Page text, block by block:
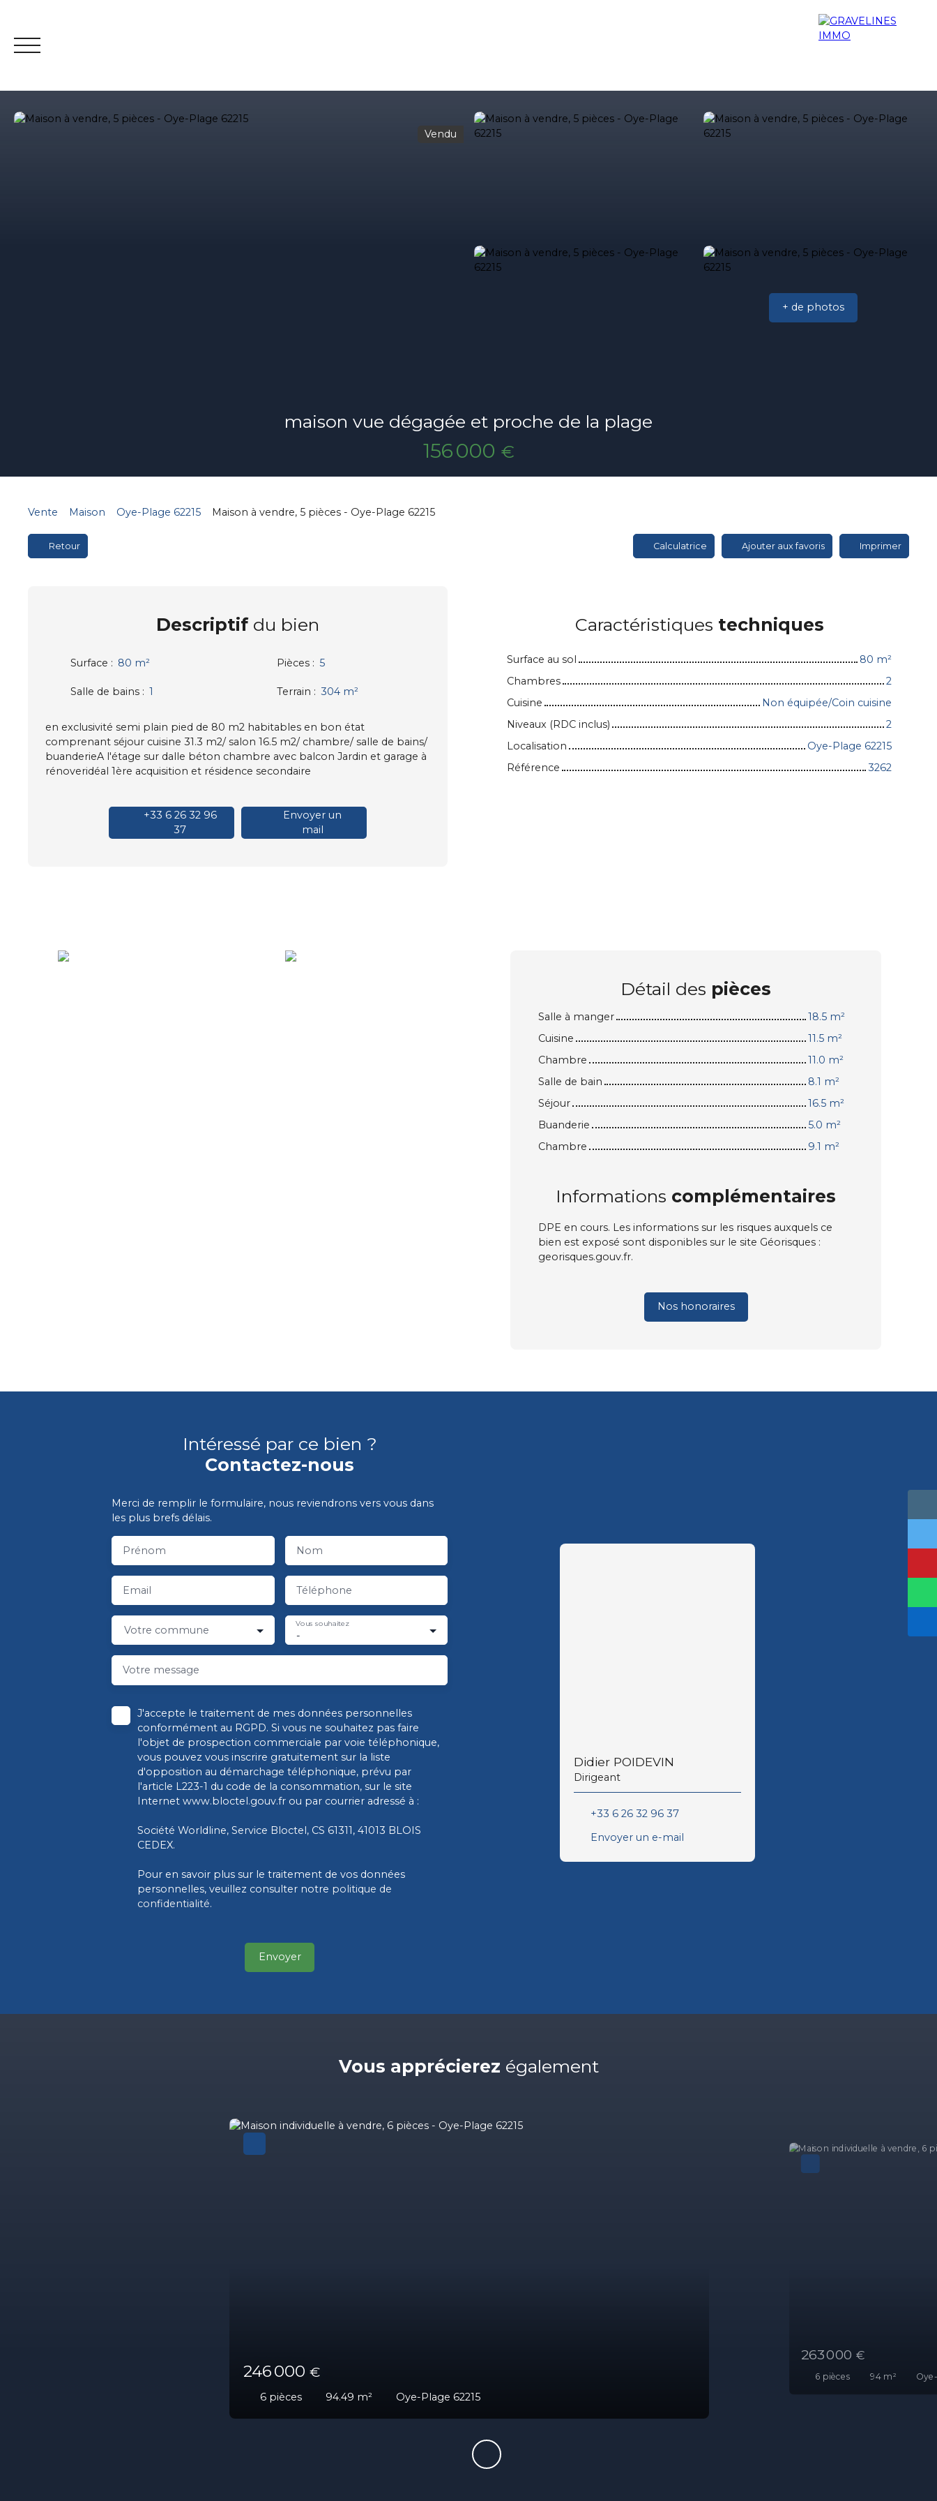
Louer Vendre Nos biens vendus
Vendu
+ de photos
maison vue dégagée et proche de la plage
156 000 €
Vente Maison Oye-Plage 62215 Maison à vendre, 5 pièces - Oye-Plage 62215
Retour Calculatrice Ajouter aux favoris Imprimer
Descriptifdu bien
Surface : 80 m² Pièces : 5
Salle de bains : 1 Terrain : 304 m²
en exclusivité semi plain pied de 80 m2 habitables en bon état
comprenant séjour cuisine 31.3 m2/ salon 16.5 m2/ chambre/ salle de bains/
buanderieA l'étage sur dalle béton chambre avec balcon Jardin et garage à
rénoveridéal 1ère acquisition et résidence secondaire
+33 6 26 32 96
37
Envoyer un
mail
Caractéristiques techniques
Surface au sol 80 m²
Chambres
2
Cuisine
Non équipée/Coin cuisine
Niveaux (RDC inclus)
2
Localisation
Oye-Plage 62215
Référence
3262
Détail des pièces
Salle à manger
18.5 m²
Cuisine
11.5 m²
Chambre
11.0 m²
Salle de bain
8.1 m²
Séjour
16.5 m²
Buanderie
5.0 m²
Chambre
9.1 m²
Informations complémentaires
DPE en cours. Les informations sur les risques auxquels ce
bien est exposé sont disponibles sur le site Géorisques :
georisques.gouv.fr.
Nos honoraires
Intéressé par ce bien ?
Contactez-nous
Merci de remplir le formulaire, nous reviendrons vers vous dans
les plus brefs délais.
Prénom Nom
Email Téléphone
Votre commune -
Vous souhaitez
Votre message
J'accepte le traitement de mes données personnelles
conformément au RGPD. Si vous ne souhaitez pas faire
l'objet de prospection commerciale par voie téléphonique,
vous pouvez vous inscrire gratuitement sur la liste
d'opposition au démarchage téléphonique, prévu par
l'article L223-1 du code de la consommation, sur le site
Internet www.bloctel.gouv.fr ou par courrier adressé à :
Société Worldline, Service Bloctel, CS 61311, 41013 BLOIS
CEDEX.
Pour en savoir plus sur le traitement de vos données
personnelles, veuillez consulter notre politique de
confidentialité.
Envoyer
Didier POIDEVIN
Dirigeant
+33 6 26 32 96 37
Envoyer un e-mail
Vous apprécierez également
263 000
6pièces 94 m² Oye-Plage 62215
288 000
7pièces 130